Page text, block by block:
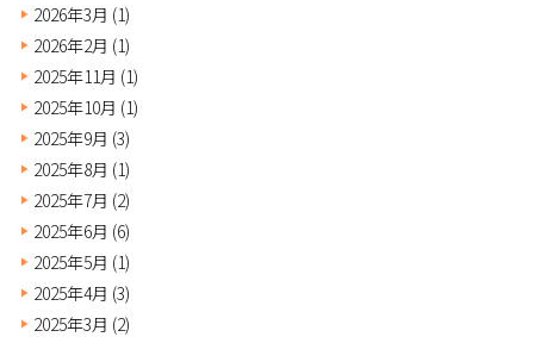
2026年3月 (1)
2026年2月 (1)
2025年11月 (1)
2025年10月 (1)
2025年9月 (3)
2025年8月 (1)
2025年7月 (2)
2025年6月 (6)
2025年5月 (1)
2025年4月 (3)
2025年3月 (2)